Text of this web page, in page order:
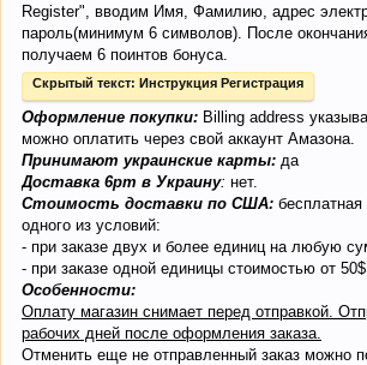
Register", вводим Имя, Фамилию, адрес
пароль(минимум 6 символов). После
получаем 6 поинтов бонуса.
Скрытый текст: Инструкция Регистрация
Оформление покупки: Billing address
можно оплатить через свой аккаунт Амазона.
Принимают украинские карты: да
Доставка 6pm в Украину: нет.
Стоимость доставки по США:
одного из условий:
- при заказе двух и более единиц на любую
- при заказе одной единицы стоимостью от 50$
Особенности:
Оплату магазин снимает перед отправкой.
рабочих дней после оформления заказа.
Отменить еще не отправленный заказ можно